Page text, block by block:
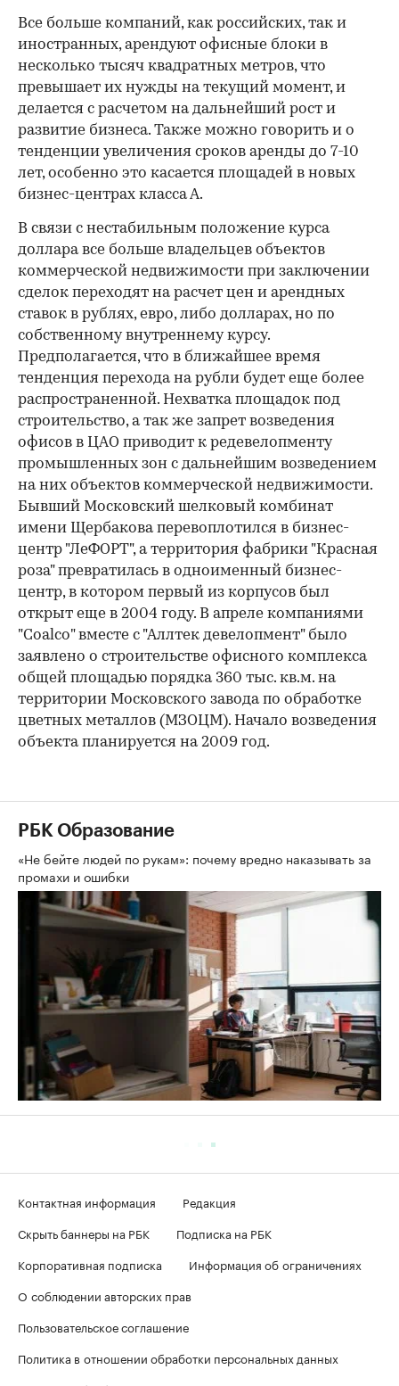
Все больше компаний, как российских, так и
иностранных, арендуют офисные блоки в
несколько тысяч квадратных метров, что
превышает их нужды на текущий момент, и
делается с расчетом на дальнейший рост и
развитие бизнеса. Также можно говорить и о
тенденции увеличения сроков аренды до 7-10
лет, особенно это касается площадей в новых
бизнес-центрах класса А.
В связи с нестабильным положение курса
доллара все больше владельцев объектов
коммерческой недвижимости при заключении
сделок переходят на расчет цен и арендных
ставок в рублях, евро, либо долларах, но по
собственному внутреннему курсу.
Предполагается, что в ближайшее время
тенденция перехода на рубли будет еще более
распространенной. Нехватка площадок под
строительство, а так же запрет возведения
офисов в ЦАО приводит к редевелопменту
промышленных зон с дальнейшим возведением
на них объектов коммерческой недвижимости.
Бывший Московский шелковый комбинат
имени Щербакова перевоплотился в бизнес-
центр "ЛеФОРТ", а территория фабрики "Красная
роза" превратилась в одноименный бизнес-
центр, в котором первый из корпусов был
открыт еще в 2004 году. В апреле компаниями
"Coalco" вместе с "Аллтек девелопмент" было
заявлено о строительстве офисного комплекса
общей площадью порядка 360 тыс. кв.м. на
территории Московского завода по обработке
цветных металлов (МЗОЦМ). Начало возведения
объекта планируется на 2009 год.
РБК Образование
«Не бейте людей по рукам»: почему вредно наказывать за
промахи и ошибки
Контактная информация
Редакция
Скрыть баннеры на РБК
Подписка на РБК
Корпоративная подписка
Информация об ограничениях
О соблюдении авторских прав
Пользовательское соглашение
Политика в отношении обработки персональных данных